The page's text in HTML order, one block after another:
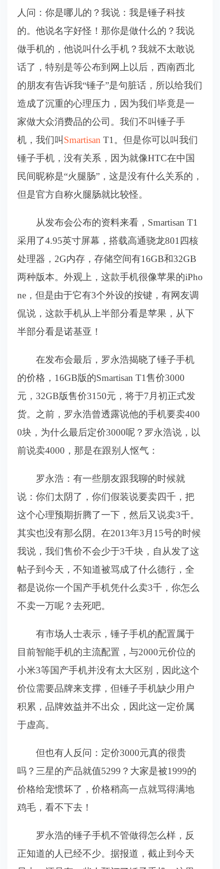
人问：你是哪儿的？我说：我是锤子科技
的。他说名字好怪！那你是做什么的？我说
做手机的，他说叫什么手机？我就不太敢说
话了，特别是等公布到网上以后，西南西北
的朋友有告诉我“锤子”是句脏话，所以给我们
造成了沉重的心理压力，因为我们毕竟是一
家做大众消费品的公司。我们不叫锤子手
机，我们叫 Smartisan T1。但是你可以叫我们
锤子手机，没有关系，因为就像HTC在中国
民间昵称是“火腿肠”，这是没有什么关系的，
但是官方自称火腿肠就比较怪。
从发布会公布的资料来看，Smartisan T1
采用了4.95英寸屏幕，搭载高通骁龙801四核
处理器，2G内存，存储空间有16GB和32GB
两种版本。外观上，这款手机很像苹果的iPho
ne，但是由于它有3个外设的按键，有网友调
侃说，这款手机从上半部分看是苹果，从下
半部分看是诺基亚！
在发布会最后，罗永浩揭晓了锤子手机
的价格，16GB版的Smartisan T1售价3000
元，32GB版售价3150元，将于7月初正式发
货。之前，罗永浩曾透露说他的手机要卖400
0块，为什么最后定价3000呢？罗永浩说，以
前说卖4000，那是在跟别人怄气：
罗永浩：有一些朋友跟我聊的时候就
说：你们太阴了，你们假装说要卖四千，把
这个心理预期折腾了一下，然后又说卖3千。
其实也没有那么阴。在2013年3月15号的时候
我说，我们售价不会少于3千块，自从发了这
帖子到今天，不知道被骂成了什么德行，全
都是说你一个国产手机凭什么卖3千，你怎么
不卖一万呢？去死吧。
有市场人士表示，锤子手机的配置属于
目前智能手机的主流配置，与2000元价位的
小米3等国产手机并没有太大区别，因此这个
价位需要品牌来支撑，但锤子手机缺少用户
积累，品牌效益并不出众，因此这一定价属
于虚高。
但也有人反问：定价3000元真的很贵
吗？三星的产品就值5299？大家是被1999的
价格给宠惯坏了，价格稍高一点就骂得满地
鸡毛，看不下去！
罗永浩的锤子手机不管做得怎么样，反
正知道的人已经不少。据报道，截止到今天